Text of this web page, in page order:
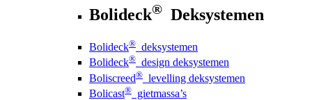
Bolideck® Deksystemen
Bolideck® deksystemen
Bolideck® design deksystemen
Boliscreed® levelling deksystemen
Bolicast® gietmassa’s